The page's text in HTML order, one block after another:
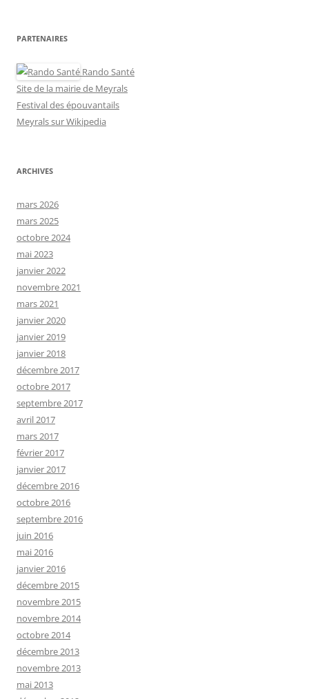
PARTENAIRES
Rando Santé
Site de la mairie de Meyrals
Festival des épouvantails
Meyrals sur Wikipedia
ARCHIVES
mars 2026
mars 2025
octobre 2024
mai 2023
janvier 2022
novembre 2021
mars 2021
janvier 2020
janvier 2019
janvier 2018
décembre 2017
octobre 2017
septembre 2017
avril 2017
mars 2017
février 2017
janvier 2017
décembre 2016
octobre 2016
septembre 2016
juin 2016
mai 2016
janvier 2016
décembre 2015
novembre 2015
novembre 2014
octobre 2014
décembre 2013
novembre 2013
mai 2013